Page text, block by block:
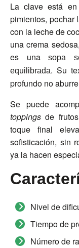
La clave está
pimientos, pochar
con la leche de
una crema
es unasopa
equilibrada. Su
profundo no
Se puede
toppings de
toque final
sofisticación, sin
ya la hacen
Nivel de
Tiempo de
Número de